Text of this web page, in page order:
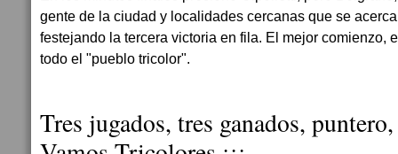
gente de la ciudad y localidades cercanas que se
festejando la tercera victoria en fila. El mejor comienzo,
todo el "pueblo tricolor".
Tres jugados, tres ganados,